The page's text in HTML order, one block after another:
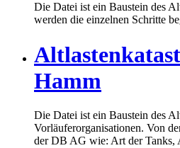
Die Datei ist ein Baustein des
werden die einzelnen Schritte
Hamm
Die Datei ist ein Baustein des
Vorläuferorganisationen. Von
der DB AG wie: Art der Tanks,